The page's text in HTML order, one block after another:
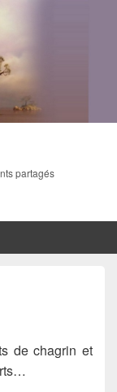
partagés
de chagrin et